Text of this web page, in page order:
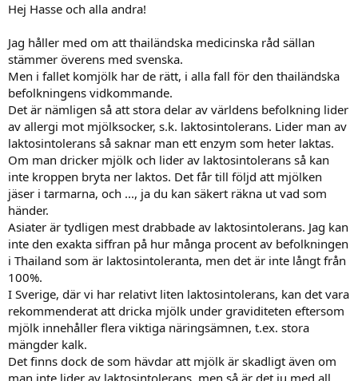
Ha det / Hasse
Hej Hasse och alla andra!
Jag håller med om att thailändska medicinska råd sällan
stämmer överens med svenska.
Men i fallet komjölk har de rätt, i alla fall för den thailändska
befolkningens vidkommande.
Det är nämligen så att stora delar av världens befolkning lider
av allergi mot mjölksocker, s.k. laktosintolerans. Lider man av
laktosintolerans så saknar man ett enzym som heter laktas.
Om man dricker mjölk och lider av laktosintolerans så kan
inte kroppen bryta ner laktos. Det får till följd att mjölken
jäser i tarmarna, och ..., ja du kan säkert räkna ut vad som
händer.
Asiater är tydligen mest drabbade av laktosintolerans. Jag kan
inte den exakta siffran på hur många procent av befolkningen
i Thailand som är laktosintoleranta, men det är inte långt från
100%.
I Sverige, där vi har relativt liten laktosintolerans, kan det vara
rekommenderat att dricka mjölk under graviditeten eftersom
mjölk innehåller flera viktiga näringsämnen, t.ex. stora
mängder kalk.
Det finns dock de som hävdar att mjölk är skadligt även om
man inte lider av laktosintolerans, men så är det ju med all